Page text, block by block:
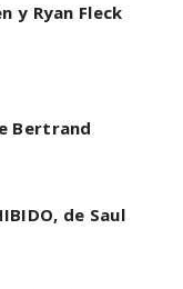
y Ryan Fleck
Bertrand
de Saul